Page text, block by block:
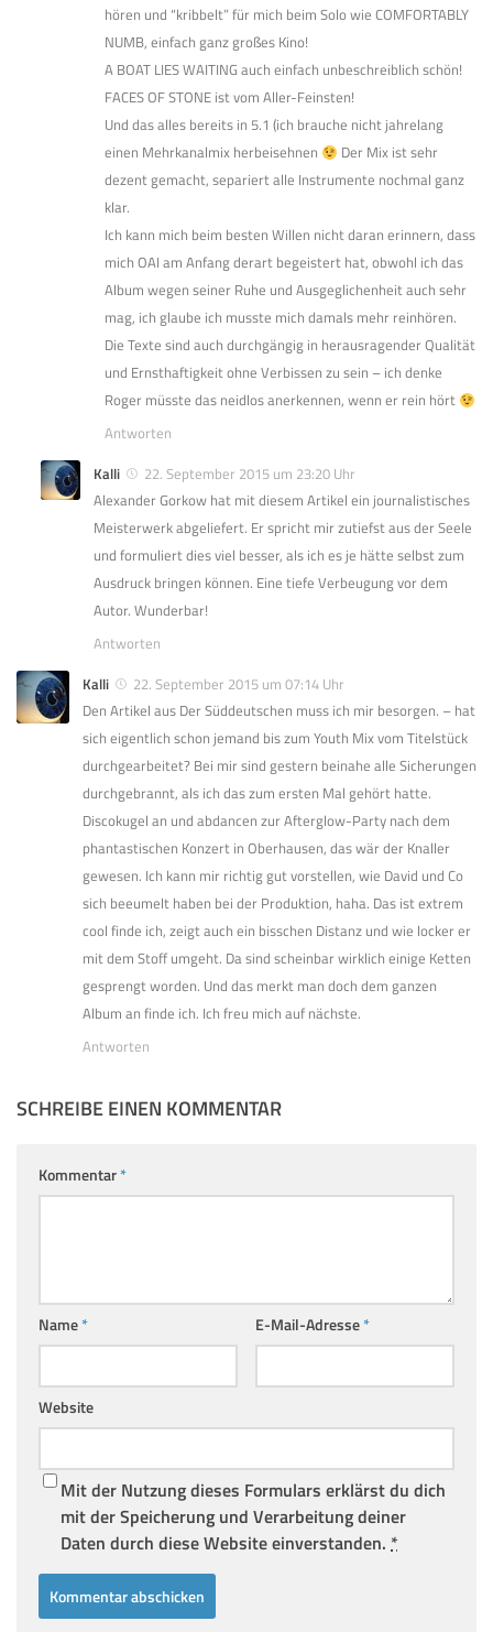
hören und “kribbelt” für mich beim Solo wie COMFORTABLY
NUMB, einfach ganz großes Kino!
A BOAT LIES WAITING auch einfach unbeschreiblich schön!
FACES OF STONE ist vom Aller-Feinsten!
Und das alles bereits in 5.1 (ich brauche nicht jahrelang
einen Mehrkanalmix herbeisehnen
Der Mix ist sehr
dezent gemacht, separiert alle Instrumente nochmal ganz
klar.
Ich kann mich beim besten Willen nicht daran erinnern, dass
mich OAI am Anfang derart begeistert hat, obwohl ich das
Album wegen seiner Ruhe und Ausgeglichenheit auch sehr
mag, ich glaube ich musste mich damals mehr reinhören.
Die Texte sind auch durchgängig in herausragender Qualität
und Ernsthaftigkeit ohne Verbissen zu sein – ich denke
Roger müsste das neidlos anerkennen, wenn er rein hört
Antworten
Kalli
22. September 2015 um 23:20 Uhr
Alexander Gorkow hat mit diesem Artikel ein journalistisches
Meisterwerk abgeliefert. Er spricht mir zutiefst aus der Seele
und formuliert dies viel besser, als ich es je hätte selbst zum
Ausdruck bringen können. Eine tiefe Verbeugung vor dem
Autor. Wunderbar!
Antworten
Kalli
22. September 2015 um 07:14 Uhr
Den Artikel aus Der Süddeutschen muss ich mir besorgen. – hat
sich eigentlich schon jemand bis zum Youth Mix vom Titelstück
durchgearbeitet? Bei mir sind gestern beinahe alle Sicherungen
durchgebrannt, als ich das zum ersten Mal gehört hatte.
Discokugel an und abdancen zur Afterglow-Party nach dem
phantastischen Konzert in Oberhausen, das wär der Knaller
gewesen. Ich kann mir richtig gut vorstellen, wie David und Co
sich beeumelt haben bei der Produktion, haha. Das ist extrem
cool finde ich, zeigt auch ein bisschen Distanz und wie locker er
mit dem Stoff umgeht. Da sind scheinbar wirklich einige Ketten
gesprengt worden. Und das merkt man doch dem ganzen
Album an finde ich. Ich freu mich auf nächste.
Antworten
SCHREIBE EINEN KOMMENTAR
Kommentar*
Name* E-Mail-Adresse*
Website
Mit der Nutzung dieses Formulars erklärst du dich
mit der Speicherung und Verarbeitung deiner
Daten durch diese Website einverstanden. *